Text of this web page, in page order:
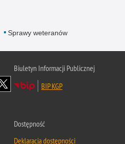
Sprawy weteranów
Biuletyn Informacji Publicznej
BIP KGP
Dostępność
Deklaracja dostępności